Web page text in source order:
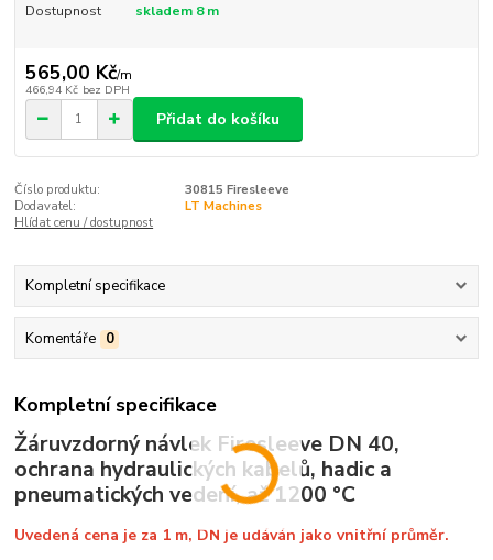
Dostupnost skladem 8 m
565,00 Kč/m
466,94 Kč bez DPH
Přidat do košíku
Číslo produktu:
30815 Firesleeve
Dodavatel:
LT Machines
Hlídat cenu / dostupnost
Kompletní specifikace
Komentáře 0
Kompletní specifikace
Žáruvzdorný návlek Firesleeve DN 40,
ochrana hydraulických kabelů, hadic a
pneumatických vedení, až 1200 °C
Uvedená cena je za 1 m, DN je udáván jako vnitřní průměr.